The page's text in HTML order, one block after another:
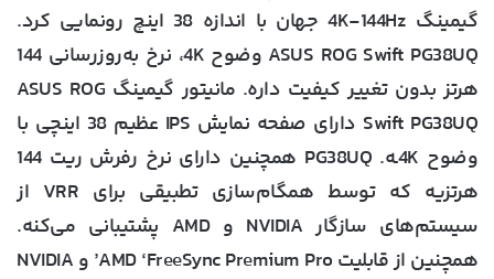
گیمینگ 4K-144Hz جهان با اندازه 38 اینچ رونمایی کرد.
ASUS ROG Swift PG38UQ وضوح 4K، نرخ به‌روزرسانی 144
هرتز بدون تغییر کیفیت داره. مانیتور گیمینگ ASUS ROG
Swift PG38UQ دارای صفحه نمایش IPS عظیم 38 اینچی با
وضوح 4Kـه. PG38UQ همچنین دارای نرخ رفرش ریت 144
هرتزیه که توسط همگام‌سازی تطبیقی برای VRR از
سیستم‌های سازگار NVIDIA و AMD پشتیبانی می‌کنه.
همچنین از قابلیت AMD ‘FreeSync Premium Pro’ و NVIDIA